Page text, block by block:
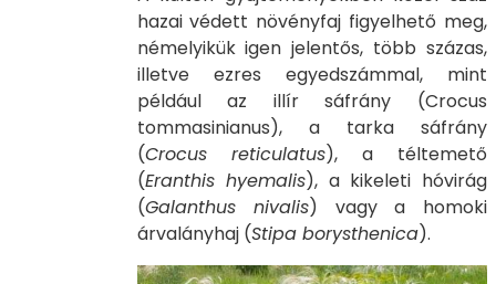
hazai védett növényfaj figyelhető meg,
némelyikük igen jelentős, több százas,
illetve ezres egyedszámmal, mint
például az illír sáfrány (Crocus
tommasinianus), a tarka sáfrány
(Crocus reticulatus), a téltemető
(Eranthis hyemalis), a kikeleti hóvirág
(Galanthus nivalis) vagy a homoki
árvalányhaj (Stipa borysthenica).